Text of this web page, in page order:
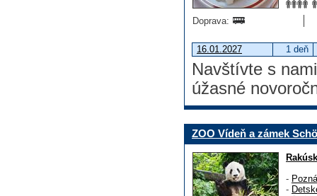
Doprava:
16.01.2027 1 deň
Navštívte s
úžasné
ZOO Vídeň a zámek
-
-